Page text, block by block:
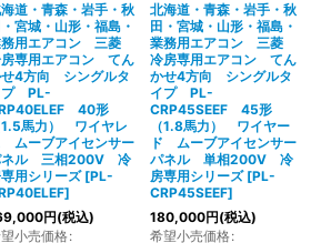
道・青森・岩手・秋
宮城・山形・福島・
務用エアコン 三菱
専用エアコン てん
4方向 シングルタ
プ PL-
40形
1.5馬力） ワイヤレ
ムーブアイセンサー
ネル 三相200V 冷
用シリーズ [PL-
]
円(税込)
小売価格:
北海道・青森・岩手・秋
田・宮城・山形・福島・
業務用エアコン 三菱
冷房専用エアコン てん
かせ4方向 シングルタ
イプ PL-
CRP45SEEF 45形
（1.8馬力） ワイヤー
ド ムーブアイセンサー
パネル 単相200V 冷
房専用シリーズ [PL-
CRP45SEEF]
180,000円(税込)
希望小売価格: